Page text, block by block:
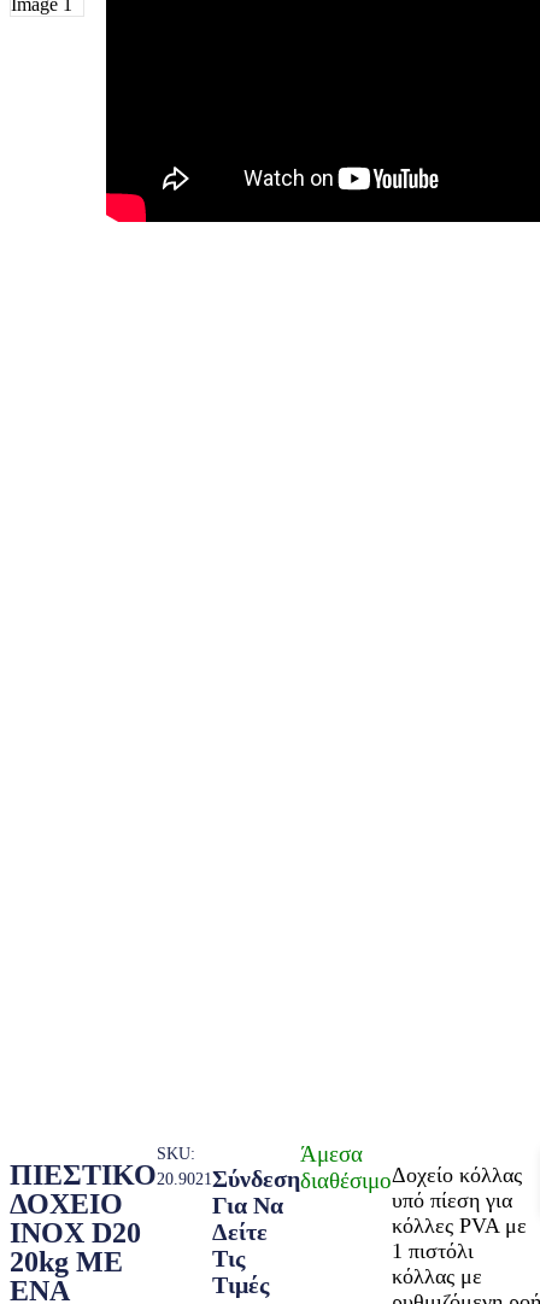
ΠΙΕΣΤΙΚΟ
ΔΟΧΕΙΟ
INOX D20
20kg ΜΕ
ΕΝΑ
SKU:
20.9021Σύνδεση
Για Να
Δείτε
Τις
Τιμές
Άμεσα
διαθέσιμοΔοχείο κόλλας
υπό πίεση για
κόλλες PVA με
1 πιστόλι
κόλλας με